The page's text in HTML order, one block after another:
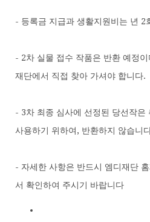
- 등록금 지급과 생활지원비는 년 2
- 2차 실물 접수 작품은 반환 예정
재단에서 직접 찾아 가셔야 합니다.
- 3차 최종 심사에 선정된 당선작은
사용하기 위하여, 반환하지 않습니
- 자세한 사항은 반드시 엠디재단
서 확인하여 주시기 바랍니다